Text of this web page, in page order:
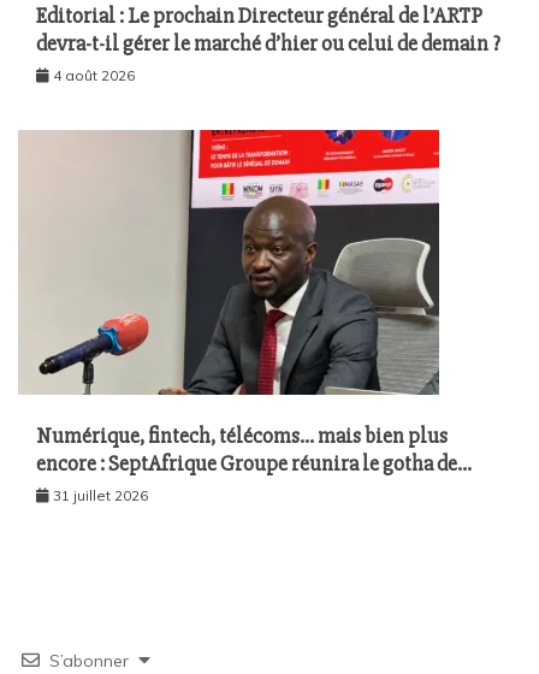
Editorial : Le prochain Directeur général de l’ARTP
devra-t-il gérer le marché d’hier ou celui de demain ?
4 août 2026
Numérique, fintech, télécoms… mais bien plus
encore : SeptAfrique Groupe réunira le gotha de
l’économie sénégalaise le 10 août à Dakar
31 juillet 2026
S’abonner